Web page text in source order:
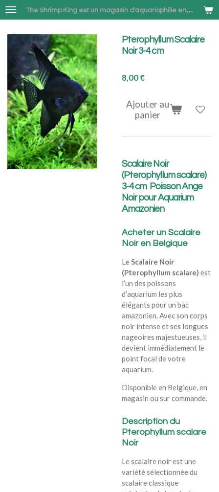
Passer
au
principal
The Shrimp King est un magasin d'aquariophilie en ligne spécialisé dans la vente de Neocaridina et Betta combattant à Bruxelles
Pterophyllum Scalaire
Noir 3-4 cm
8,00 €
Ajouter au
panier
Scalaire Noir
(Pterophyllum scalare)
3-4 cm Poisson Ange
Noir pour Aquarium
Amazonien
Acheter un Scalaire
Noir en Belgique
LeScalaire Noir
(Pterophyllum scalare) est
l’un des poissons
d’aquarium les plus
élégants pour un bac
amazonien. Avec son corps
noir intense et ses longues
nageoires majestueuses, il
devient immédiatement le
point focal de votre
aquarium.
Disponible en Belgique, en
magasin ou sur commande.
Description du
Pterophyllum scalare
Noir
Le scalaire noir est une
variété sélectionnée du
scalaire classique